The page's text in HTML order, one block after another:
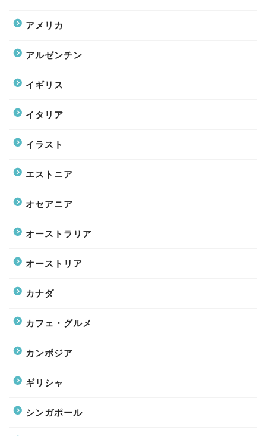
アメリカ
アルゼンチン
イギリス
イタリア
イラスト
エストニア
オセアニア
オーストラリア
オーストリア
カナダ
カフェ・グルメ
カンボジア
ギリシャ
シンガポール